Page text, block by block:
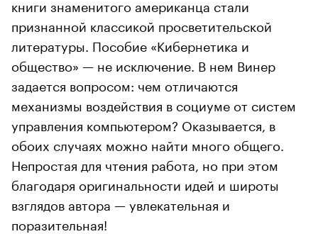
книги знаменитого американца стали
признанной классикой просветительской
литературы. Пособие «Кибернетика и
общество» — не исключение. В нем Винер
задается вопросом: чем отличаются
механизмы воздействия в социуме от систем
управления компьютером? Оказывается, в
обоих случаях можно найти много общего.
Непростая для чтения работа, но при этом
благодаря оригинальности идей и широты
взглядов автора — увлекательная и
поразительная!